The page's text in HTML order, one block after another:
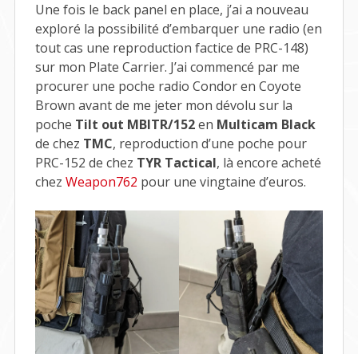
Une fois le back panel en place, j’ai a nouveau
exploré la possibilité d’embarquer une radio (en
tout cas une reproduction factice de PRC-148)
sur mon Plate Carrier. J’ai commencé par me
procurer une poche radio Condor en Coyote
Brown avant de me jeter mon dévolu sur la
poche Tilt out MBITR/152en Multicam Black
de chez TMC, reproduction d’une poche pour
PRC-152 de chez TYR Tactical, là encore acheté
chez Weapon762 pour une vingtaine d’euros.